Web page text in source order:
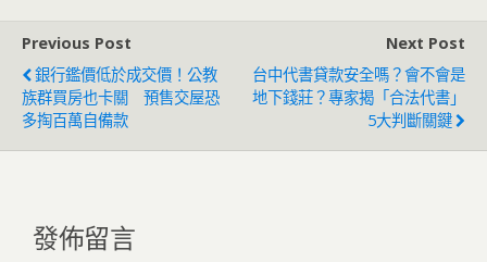
Previous Post
銀行鑑價低於成交價！公教
族群買房也卡關 預售交屋恐
多掏百萬自備款
Next Post
台中代書貸款安全嗎？會不會是
地下錢莊？專家揭「合法代書」
5大判斷關鍵
發佈留言